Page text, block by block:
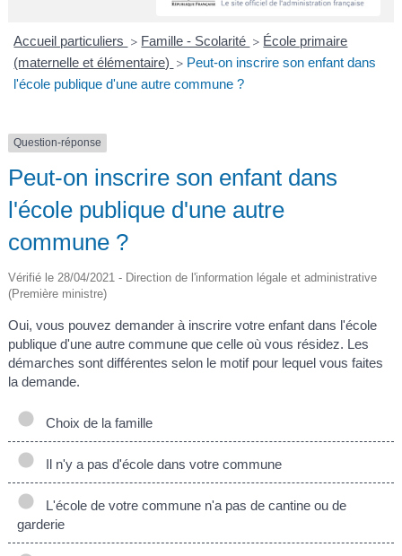
R IE
Accueil particuliers > Famille - Scolarité > École primaire
(maternelle et élémentaire) > Peut-on inscrire son enfant dans
l'école publique d'une autre commune ?
Question-réponse
Peut-on inscrire son enfant dans
l'école publique d'une autre
commune ?
Vérifié le 28/04/2021 - Direction de l'information légale et administrative
(Première ministre)
Oui, vous pouvez demander à inscrire votre enfant dans l'école
publique d'une autre commune que celle où vous résidez. Les
démarches sont différentes selon le motif pour lequel vous faites
la demande.
Choix de la famille
Il n'y a pas d'école dans votre commune
L'école de votre commune n'a pas de cantine ou de
garderie